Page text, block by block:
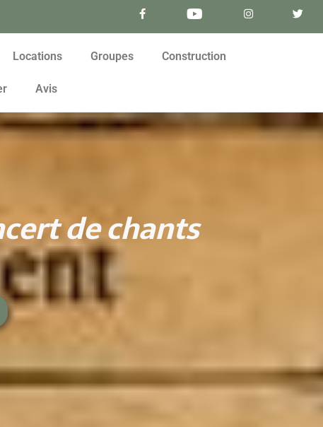
Locations Groupes Construction
Avis
de chants